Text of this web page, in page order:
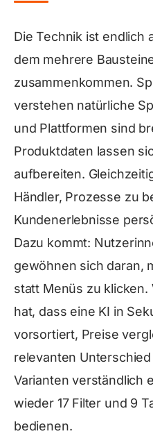
Die Technik ist endlich
dem mehrere
zusammenkommen.
verstehen natürliche
und Plattformen sind
Produktdaten lassen
aufbereiten.
Händler, Prozesse zu
Kundenerlebnisse
Dazu kommt:
gewöhnen sich daran,
statt Menüs zu klicken.
hat, dass eine KI in
vorsortiert, Preise
relevanten
Varianten verständlich
wieder 17 Filter und 9
bedienen.